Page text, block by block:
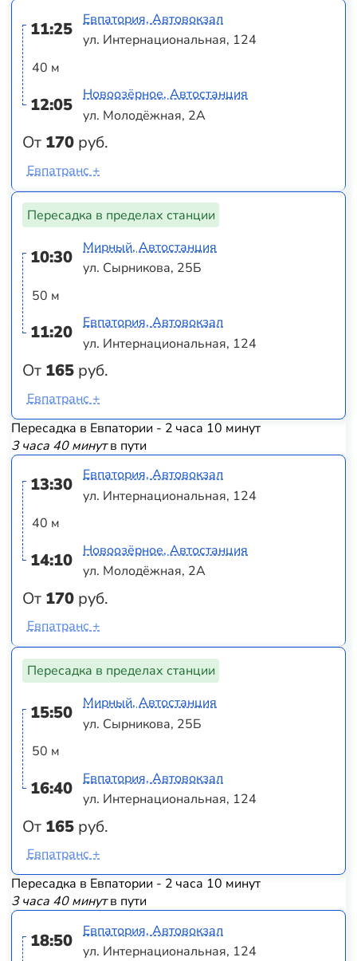
11:25
40 м
12:05
От 170 руб.
Евпатория, Автовокзал
ул. Интернациональная, 124
Новоозёрное, Автостанция
ул. Молодёжная, 2А
Евпатранс +
Пересадка в пределах станции
10:30
50 м
11:20
От 165 руб.
Мирный, Автостанция
ул. Сырникова, 25Б
Евпатория, Автовокзал
ул. Интернациональная, 124
Евпатранс +
Пересадка в Евпатории - 2 часа 10 минут
3 часа 40 минутв пути
13:30
40 м
14:10
От 170 руб.
Евпатория, Автовокзал
ул. Интернациональная, 124
Новоозёрное, Автостанция
ул. Молодёжная, 2А
Евпатранс +
Пересадка в пределах станции
15:50
50 м
16:40
От 165 руб.
Мирный, Автостанция
ул. Сырникова, 25Б
Евпатория, Автовокзал
ул. Интернациональная, 124
Евпатранс +
Пересадка в Евпатории - 2 часа 10 минут
3 часа 40 минутв пути
18:50
Евпатория, Автовокзал
ул. Интернациональная, 124